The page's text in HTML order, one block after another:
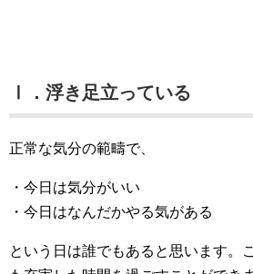
Ⅰ．浮き足立っている
正常な気分の範疇で、
・今日は気分がいい
・今日はなんだかやる気がある
という日は誰でもあると思います。